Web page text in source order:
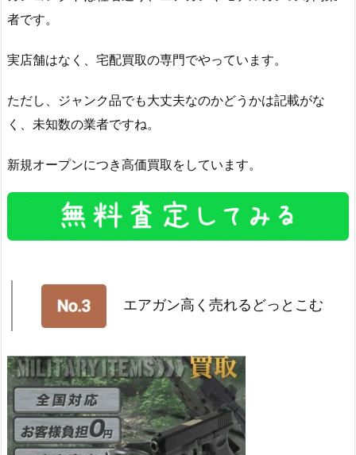
者です。
実店舗はなく、宅配買取の専門でやっています。
ただし、ジャンク品でも大丈夫なのかどうかは記載がな
く、未知数の業者ですね。
新規オープンにつき高価買取をしています。
エアガン高く売れるどっとこむ